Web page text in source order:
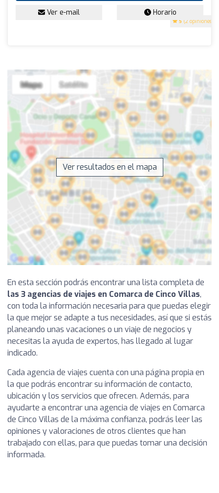
5 (2 opiniones)
Ver e-mail Horario
Ver resultados en el mapa
En esta sección podrás encontrar una lista completa de
las 3 agencias de viajes en Comarca de Cinco Villas,
con toda la información necesaria para que puedas elegir
la que mejor se adapte a tus necesidades, así que si estás
planeando unas vacaciones o un viaje de negocios y
necesitas la ayuda de expertos, has llegado al lugar
indicado.
Cada agencia de viajes cuenta con una página propia en
la que podrás encontrar su información de contacto,
ubicación y los servicios que ofrecen. Además, para
ayudarte a encontrar una agencia de viajes en Comarca
de Cinco Villas de la máxima confianza, podrás leer las
opiniones y valoraciones de otros clientes que han
trabajado con ellas, para que puedas tomar una decisión
informada.